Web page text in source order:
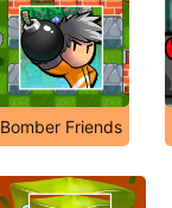
Bomber Friends